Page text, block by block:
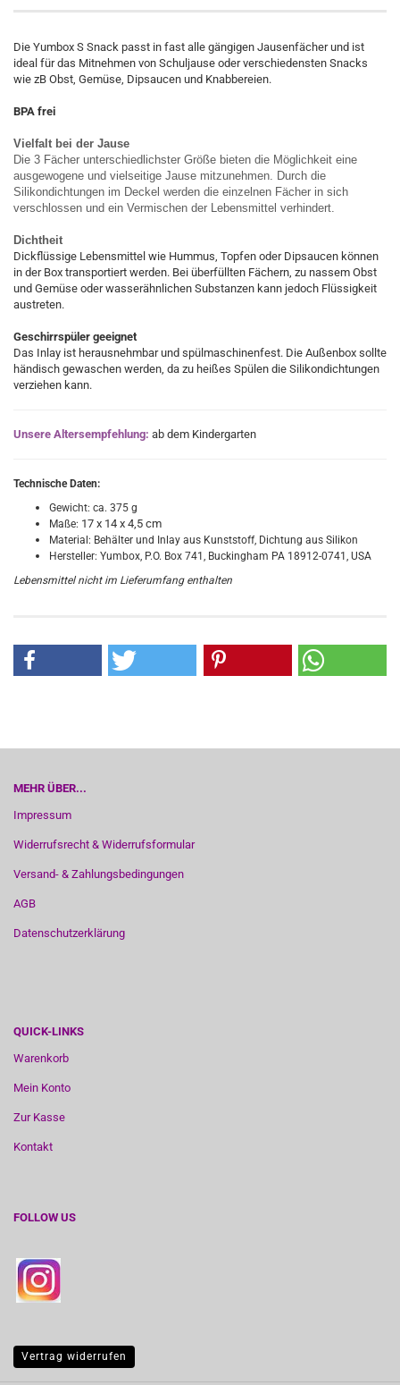
Die Yumbox S Snack passt in fast alle gängigen Jausenfächer und ist
ideal für das Mitnehmen von Schuljause oder verschiedensten Snacks
wie zB Obst, Gemüse, Dipsaucen und Knabbereien.
BPA frei
Vielfalt bei der Jause
Die 3 Fächer unterschiedlichster Größe bieten die Möglichkeit eine
ausgewogene und vielseitige Jause mitzunehmen. Durch die
Silikondichtungen im Deckel werden die einzelnen Fächer in sich
verschlossen und ein Vermischen der Lebensmittel verhindert.
Dichtheit
Dickflüssige Lebensmittel wie Hummus, Topfen oder Dipsaucen können
in der Box transportiert werden. Bei überfüllten Fächern, zu nassem Obst
und Gemüse oder wasserähnlichen Substanzen kann jedoch Flüssigkeit
austreten.
Geschirrspüler geeignet
Das Inlay ist herausnehmbar und spülmaschinenfest. Die Außenbox sollte
händisch gewaschen werden, da zu heißes Spülen die Silikondichtungen
verziehen kann.
Unsere Altersempfehlung: ab dem Kindergarten
Technische Daten:
Gewicht: ca. 375 g
Maße: 17 x 14 x 4,5 cm
Material: Behälter und Inlay aus Kunststoff, Dichtung aus Silikon
Hersteller: Yumbox, P.O. Box 741, Buckingham PA 18912-0741, USA
Lebensmittel nicht im Lieferumfang enthalten
MEHR ÜBER...
Impressum
Widerrufsrecht & Widerrufsformular
Versand- & Zahlungsbedingungen
AGB
Datenschutzerklärung
QUICK-LINKS
Warenkorb
Mein Konto
Zur Kasse
Kontakt
FOLLOW US
Vertrag widerrufen